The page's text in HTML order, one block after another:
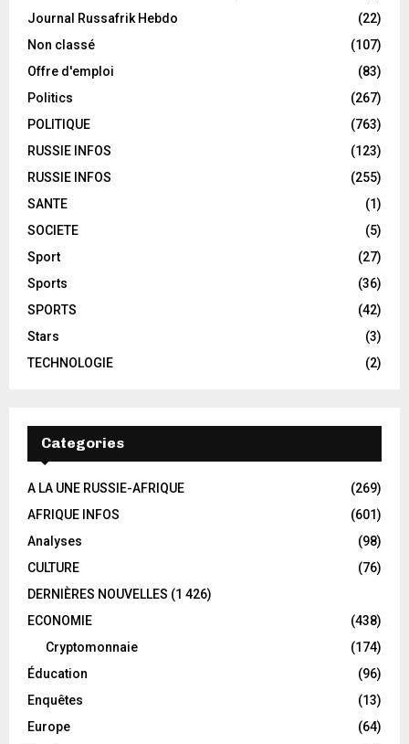
Journal Russafrik Hebdo
(22)
Non classé
(107)
Offre d'emploi
(83)
Politics
(267)
POLITIQUE
(763)
RUSSIE INFOS
(123)
RUSSIE INFOS
(255)
SANTE
(1)
SOCIETE
(5)
Sport
(27)
Sports
(36)
SPORTS
(42)
Stars
(3)
TECHNOLOGIE
(2)
Categories
A LA UNE RUSSIE-AFRIQUE
(269)
AFRIQUE INFOS
(601)
Analyses
(98)
CULTURE
(76)
DERNIÈRES NOUVELLES (1 426)
ECONOMIE
(438)
Cryptomonnaie
(174)
Éducation
(96)
Enquêtes
(13)
Europe
(64)